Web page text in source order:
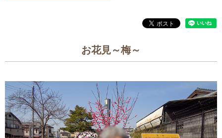
お花見～梅～